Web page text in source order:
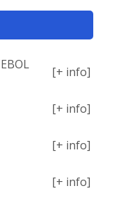
[+ info]
[+ info]
[+ info]
[+ info]